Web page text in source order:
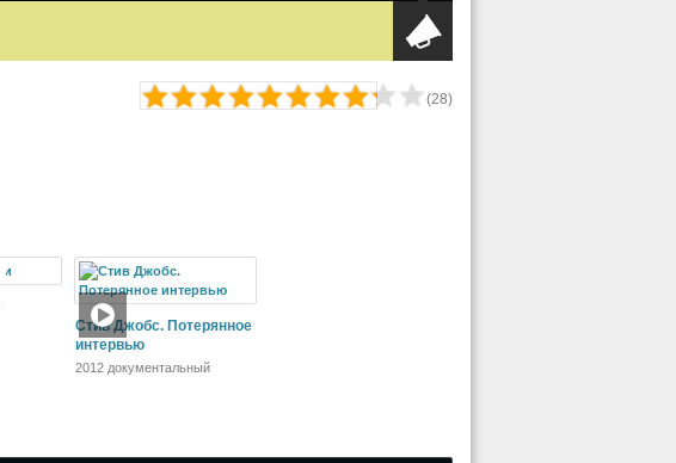
(28)
Стив Джобс. Потерянное
интервью
2012 документальный